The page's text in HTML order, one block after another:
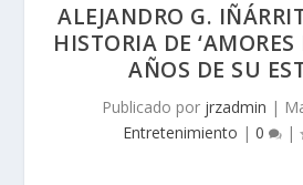
ALEJANDRO G.
HISTORIA DE ‘AMORES
AÑOS DE SU
Publicado por jrzadmin |
Entretenimiento | 0 |